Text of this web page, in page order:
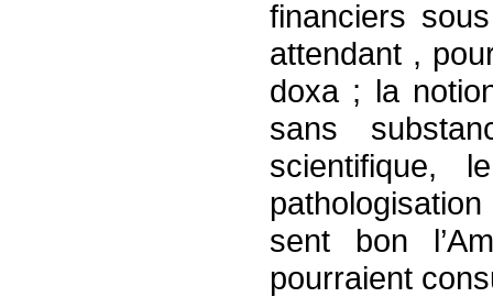
financiers
attendant ,
doxa ; la
sans
scientifique,
sent bon
pourraient